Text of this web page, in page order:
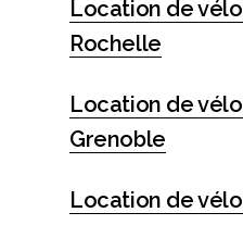
Location de
Rochelle
Location de
Grenoble
Location de